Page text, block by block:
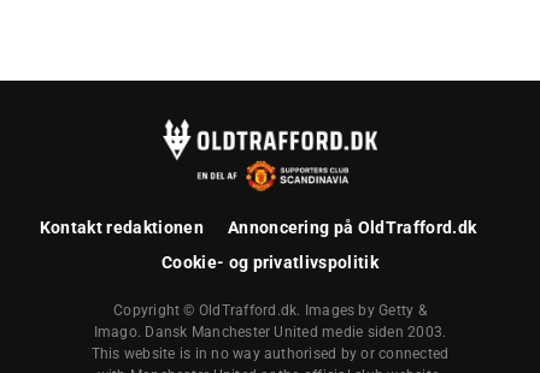
Kontakt redaktionen
Annoncering på OldTrafford.dk
Cookie- og privatlivspolitik
Copyright © OldTrafford.dk. Images by Getty &
Imago. Dansk Manchester United medie siden 2003.
This website is in no way authorised by or connected